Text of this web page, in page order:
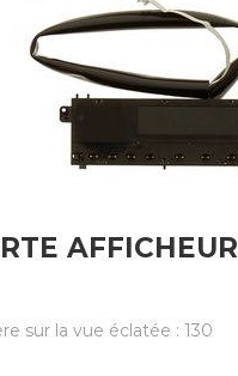
AFFICHEUR
sur la vue éclatée : 130